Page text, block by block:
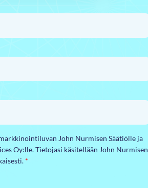
John Nurmisen Säätiölle ja
Oy:lle. Tietojasi käsitellään John Nurmisen
*